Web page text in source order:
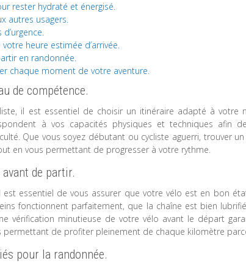
rester hydraté et énergisé.
autres usagers.
heure estimée d’arrivée.
en randonnée.
chaque moment de votre aventure.
de compétence.
il est essentiel de choisir un itinéraire adapté à votre
à vos capacités physiques et techniques afin
Que vous soyez débutant ou cycliste aguerri, trouver
en vous permettant de progresser à votre rythme.
de partir.
essentiel de vous assurer que votre vélo est en bon
fonctionnent parfaitement, que la chaîne est bien
vérification minutieuse de votre vélo avant le départ
permettant de profiter pleinement de chaque kilomètre
pour la randonnée.